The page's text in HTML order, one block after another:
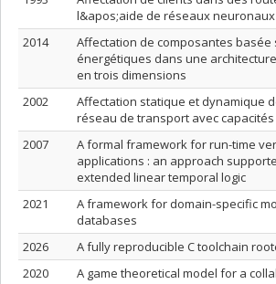
l&apos;aide de réseaux neuronaux
2014
Affectation de composantes basée
énergétiques dans une
en trois dimensions
2002
Affectation statique et dynamique
réseau de transport avec
2007
A formal framework for run-time
applications : an approach
extended linear temporal logic
2021
A framework for domain-specific
databases
2026
A fully reproducible C toolchain
2020
A game theoretical model for a